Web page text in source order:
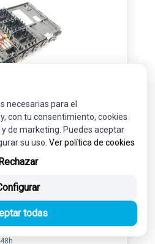
K1T115604DCE
necesarias para el
con tu consentimiento, cookies
de marketing. Puedes aceptar
su uso. Ver política de cookies
todas